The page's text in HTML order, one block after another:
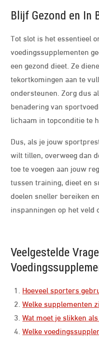
Blijf Gezond en In
Tot slot is het essentieel
voedingssupplementen
een gezond dieet. Ze
tekortkomingen aan te
ondersteunen. Zorg dus
benadering van
lichaam in topconditie te
Dus, als je jouw
wilt tillen, overweeg dan
toe te voegen aan jouw
tussen training, dieet en
doelen sneller bereiken
inspanningen op het veld
Veelgestelde
Hoeveel sporters
Welke supplementen
Wat moet je slikken
Welke